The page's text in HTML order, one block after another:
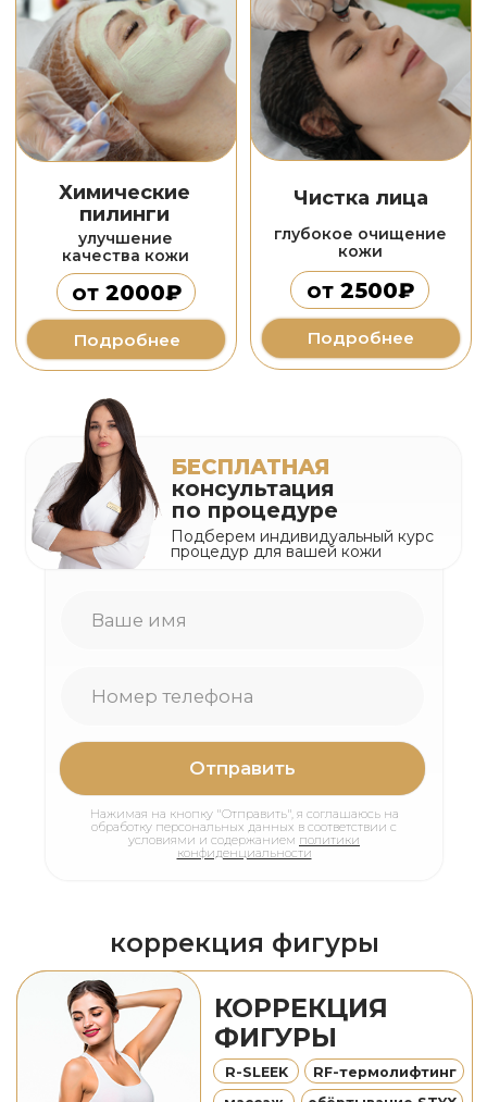
Оценка Клиники
Красоты в Яндекс
картах и 2GIS
5,0
Более 400 отзывов
любимых пациентов
Анастасия К.
Очень понравилась клиника.👍 в
особенности доктор Мария
понятно👍 очень понравилась как
специалист, теперь за
Была в клинике впервые по
врач-косметолог,
дерматовенеролог
главный
врач
НАУМЕНКО
МАРИЯ
ЮРЬЕВНА